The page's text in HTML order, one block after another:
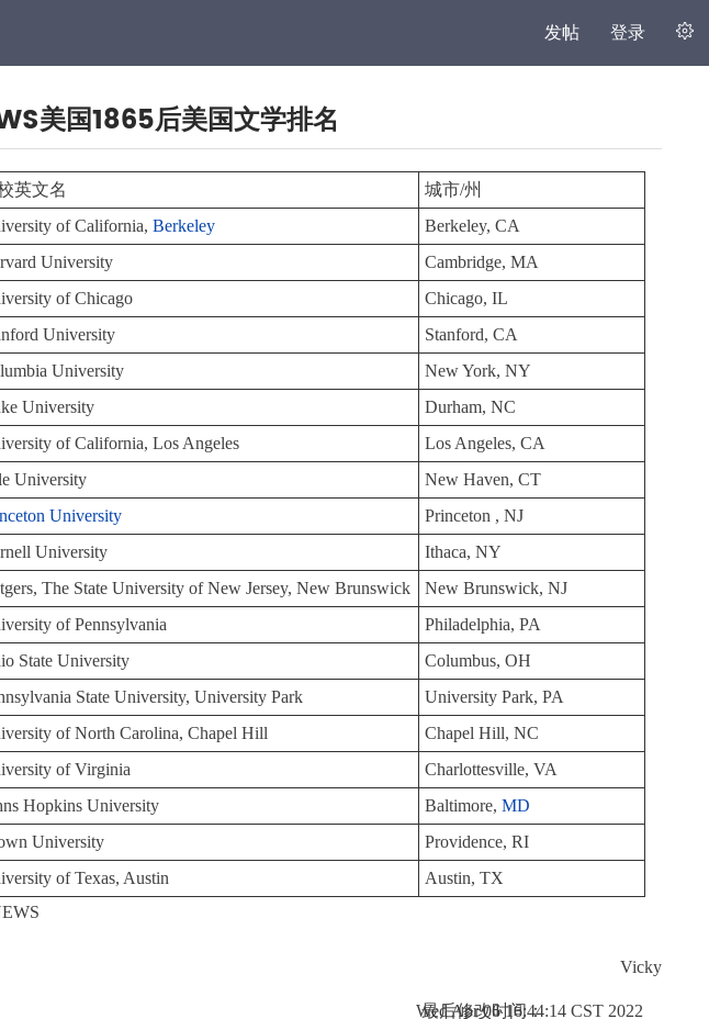
发帖 登录
美国1865后美国文学排名
英文名
城市/州
of California,Berkeley
Berkeley, CA
University
Cambridge, MA
of Chicago
Chicago, IL
University
Stanford, CA
University
New York, NY
University
Durham, NC
of California, Los Angeles
Los Angeles, CA
University
New Haven, CT
University
Princeton , NJ
University
Ithaca, NY
The State University of New Jersey, New Brunswick
New Brunswick, NJ
of Pennsylvania
Philadelphia, PA
State University
Columbus, OH
State University, University Park
University Park, PA
of North Carolina, Chapel Hill
Chapel Hill, NC
of Virginia
Charlottesville, VA
Hopkins University Baltimore,MD
University
Providence, RI
of Texas, Austin
Austin, TX
Vicky
Wed Apr 06 16:44:14 CST 2022
最后修改时间：